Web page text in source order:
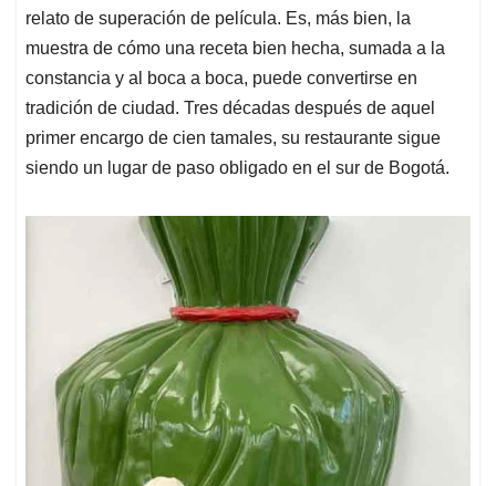
relato de superación de película. Es, más bien, la
muestra de cómo una receta bien hecha, sumada a la
constancia y al boca a boca, puede convertirse en
tradición de ciudad. Tres décadas después de aquel
primer encargo de cien tamales, su restaurante sigue
siendo un lugar de paso obligado en el sur de Bogotá.